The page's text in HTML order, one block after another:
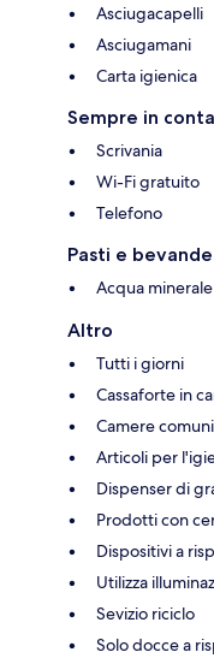
Asciugacapelli
Asciugamani
Carta igienica
Sempre in
Scrivania
Wi-Fi gratuito
Telefono
Pasti e bevande
Acqua
Altro
Tutti i giorni
Cassaforte in
Camere
Articoli per
Dispenser di
Prodotti con
Dispositivi a
Utilizza
Sevizio riciclo
Solo docce a